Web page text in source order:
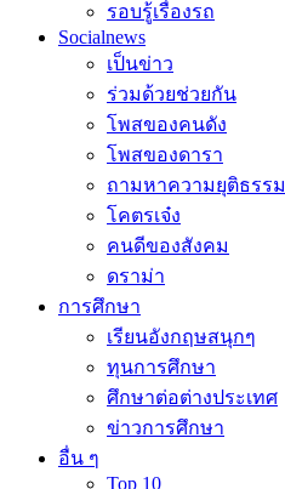
รอบรู้เรื่องรถ
Socialnews
เป็นข่าว
ร่วมด้วยช่วยกัน
โพสของคนดัง
โพสของดารา
ถามหาความยุติธรรม
โคตรเจ๋ง
คนดีของสังคม
ดราม่า
การศึกษา
เรียนอังกฤษสนุกๆ
ทุนการศึกษา
ศึกษาต่อต่างประเทศ
ข่าวการศึกษา
อื่น ๆ
Top 10